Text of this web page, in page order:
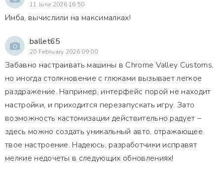
11 June 2026 16:50
Имба, вычислили на максималках!
ballet65
20 February 2026 09:00
Забавно настраивать машины в Chrome Valley Customs,
но иногда столкновение с глюками вызывает легкое
раздражение. Например, интерфейс порой не находит
настройки, и приходится перезапускать игру. Зато
возможность кастомизации действительно радует –
здесь можно создать уникальный авто, отражающее
твое настроение. Надеюсь, разработчики исправят
мелкие недочеты в следующих обновлениях!